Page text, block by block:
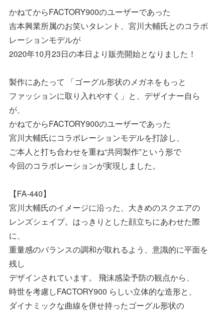
かねてからFACTORY900のユーザーであった
吉本興業所属のお笑いタレント、宮川大輔氏とのコラボ
レーションモデルが
2020年10月23日の本日より販売開始となりました！
製作にあたって 「ゴーグル形状のメガネをもっと
ファッションに取り入れやすく」と、デザイナー自ら
が、
かねてからFACTORY900のユーザーであった
宮川大輔氏にコラボレーションモデルを打診し、
ご本人と打ち合わせを重ね“共同製作”という形で
今回のコラボレーションが実現しました。
【FA-440】
宮川大輔氏のイメージに沿った、大きめのスクエアの
レンズシェイプ。はっきりとした顔立ちにあわせた際
に、
重量感のバランスの調和が取れるよう、意識的に平面を
残し
デザインされています。 飛沫感染予防の観点から、
時世を考慮しFACTORY900 らしい立体的な造形と、
ダイナミックな曲線を併せ持ったゴーグル形状の